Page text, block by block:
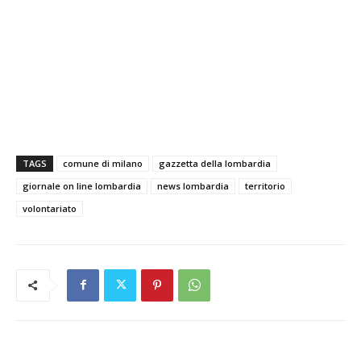
TAGS comune di milano
gazzetta della lombardia
giornale on line lombardia
news lombardia
territorio
volontariato